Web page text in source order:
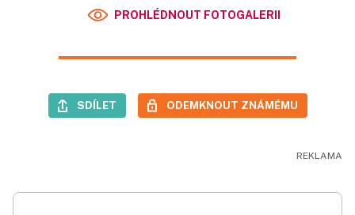
PROHLÉDNOUT FOTOGALERII
SDÍLET ODEMKNOUT ZNÁMÉMU